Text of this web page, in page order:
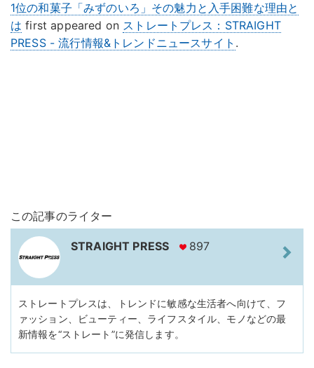
1位の和菓子「みずのいろ」その魅力と入手困難な理由と
は first appeared on ストレートプレス：STRAIGHT
PRESS - 流行情報&トレンドニュースサイト .
この記事のライター
STRAIGHT PRESS 897
ストレートプレスは、トレンドに敏感な生活者へ向けて、フ
ァッション、ビューティー、ライフスタイル、モノなどの最
新情報を“ストレート”に発信します。